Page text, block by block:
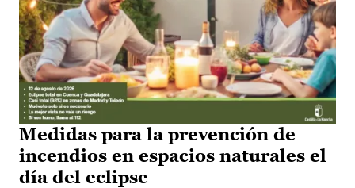
Medidas para la prevención de
incendios en espacios naturales el
día del eclipse